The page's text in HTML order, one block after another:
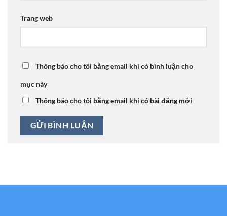
Trang web
Thông báo cho tôi bằng email khi có bình luận cho
mục này
Thông báo cho tôi bằng email khi có bài đăng mới